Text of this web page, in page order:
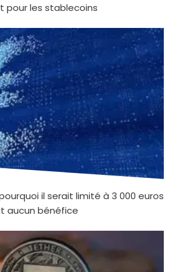
pour les stablecoins
il serait limité à 3 000 euros
aucun bénéfice